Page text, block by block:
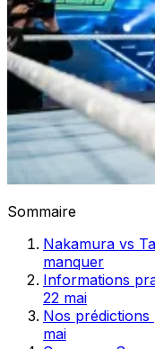
Sommaire
Nakamura vs
manquer
Informations
22 mai
Nos
mai